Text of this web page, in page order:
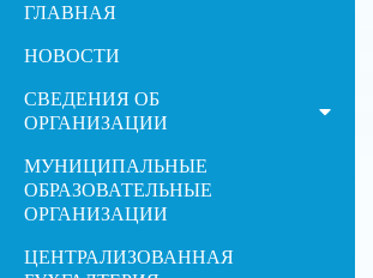
ГЛАВНАЯ
НОВОСТИ
СВЕДЕНИЯ ОБ
ОРГАНИЗАЦИИ
МУНИЦИПАЛЬНЫЕ
ОБРАЗОВАТЕЛЬНЫЕ
ОРГАНИЗАЦИИ
ЦЕНТРАЛИЗОВАННАЯ